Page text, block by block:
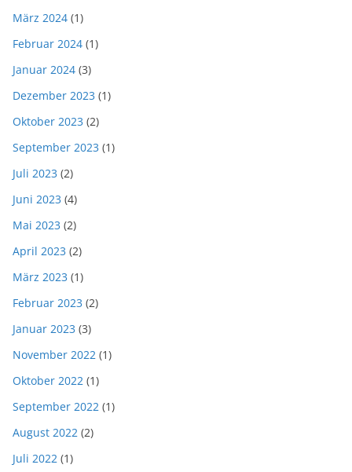
März 2024 (1)
Februar 2024 (1)
Januar 2024 (3)
Dezember 2023 (1)
Oktober 2023 (2)
September 2023 (1)
Juli 2023 (2)
Juni 2023 (4)
Mai 2023 (2)
April 2023 (2)
März 2023 (1)
Februar 2023 (2)
Januar 2023 (3)
November 2022 (1)
Oktober 2022 (1)
September 2022 (1)
August 2022 (2)
Juli 2022 (1)